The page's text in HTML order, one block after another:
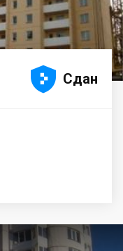




 Сдан